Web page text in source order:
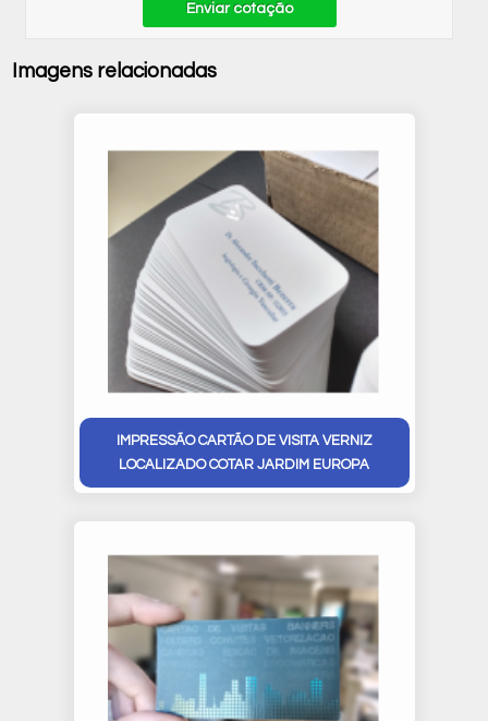
Enviar cotação
Imagens relacionadas
IMPRESSÃO CARTÃO DE VISITA VERNIZ
LOCALIZADO COTAR JARDIM EUROPA